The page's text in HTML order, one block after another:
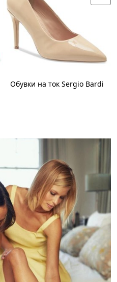
Обувки на ток Sergio Bardi